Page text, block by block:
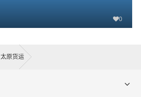
0
查看详细
太原货运